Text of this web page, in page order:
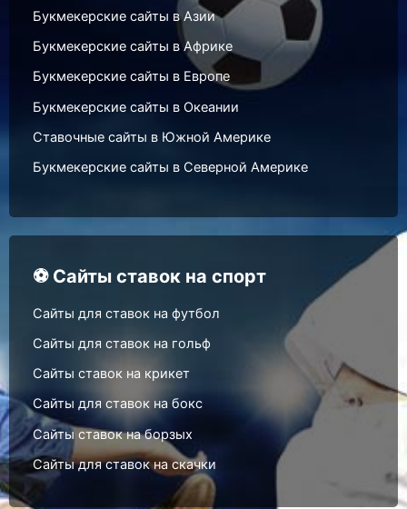
Букмекерские сайты в Азии
Букмекерские сайты в Африке
Букмекерские сайты в Европе
Букмекерские сайты в Океании
Ставочные сайты в Южной Америке
Букмекерские сайты в Северной Америке
⚽ Сайты ставок на спорт
Сайты для ставок на футбол
Сайты для ставок на гольф
Сайты ставок на крикет
Сайты для ставок на бокс
Сайты ставок на борзых
Сайты для ставок на скачки